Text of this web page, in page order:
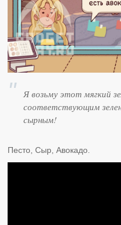
Я возьму этот мягкий
соответствующим
сырным!
Песто, Сыр, Авокадо.